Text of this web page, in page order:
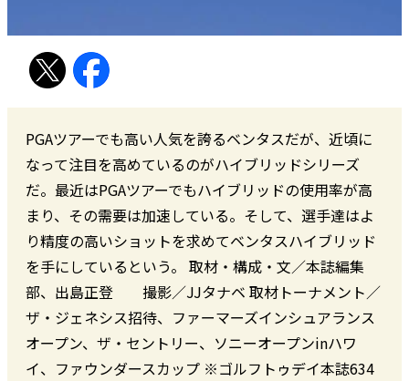
PGAツアーでも高い人気を誇るベンタスだが、近頃に
なって注目を高めているのがハイブリッドシリーズ
だ。最近はPGAツアーでもハイブリッドの使用率が高
まり、その需要は加速している。そして、選手達はよ
り精度の高いショットを求めてベンタスハイブリッド
を手にしているという。 取材・構成・文／本誌編集
部、出島正登 撮影／JJタナベ 取材トーナメント／
ザ・ジェネシス招待、ファーマーズインシュアランス
オープン、ザ・セントリー、ソニーオープンinハワ
イ、ファウンダースカップ ※ゴルフトゥデイ本誌634